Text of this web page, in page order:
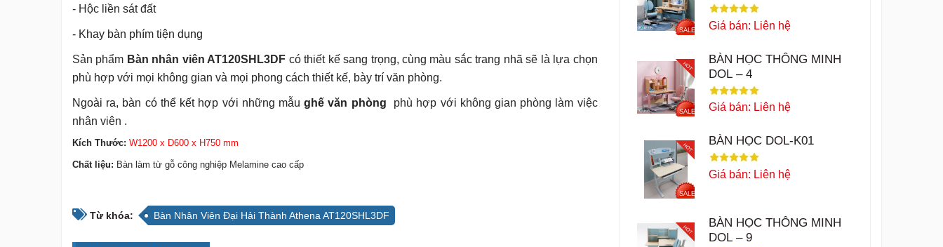
- Hộc liền sát đất
- Khay bàn phím tiện dụng
Sản phẩm Bàn nhân viên AT120SHL3DF có thiết kế sang trọng, cùng màu sắc trang nhã sẽ là lựa chọn
phù hợp với mọi không gian và mọi phong cách thiết kế, bày trí văn phòng.
Ngoài ra, bàn có thể kết hợp với những mẫughế văn phòng
phù hợp với không gian phòng làm việc
nhân viên .
Kích Thước: W1200 x D600 x H750 mm
Chất liệu: Bàn làm từ gỗ công nghiệp Melamine cao cấp
Từ khóa: Bàn Nhân Viên Đại Hải Thành Athena AT120SHL3DF
SALE Giá bán: Liên hệ
HOT
SALE
BÀN HỌC THÔNG MINH
DOL – 4
Giá bán: Liên hệ
HOT
SALE
BÀN HỌC DOL-K01
Giá bán: Liên hệ
HOT
BÀN HỌC THÔNG MINH
DOL – 9